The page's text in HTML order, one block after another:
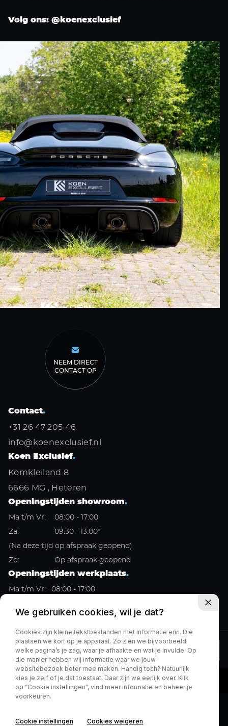
Volg ons: @koenexclusief
NEEM DIRECT
CONTACT OP
Contact.
+31 26 47 205 46
info@koenexclusief.nl
Koen Exclusief.
Komkleiland 8
6666 MG , Heteren
Openingstijden showroom.
Ma t/m Vr:
08:00 - 17:00
Za:
09.30 - 13.00*
(Na deze tijd op afspraak geopend)
Zo:
Op afspraak geopend
Openingstijden werkplaats.
Ma t/m Vr:
08:00 - 17:00
Privacy policy
We gebruiken cookies, wil je dat?
Cookies zijn kleine tekstbestanden met informatie erin. Die
plaatsen we kort op je apparaat. Zo zien we bijvoorbeeld
welke pagina’s je zag, waar je afhaakte en wat je invulde. Op
die manier hebben wij informatie waar we jouw
websitebezoek beter mee maken. Handig toch? Natuurlijk
kies je zelf of je dat toestaat. Daar zijn we eerlijk over. Klik
op “Cookie instellingen”, vind meer informatie en beheer je
voorkeuren.
Cookie instellingen Cookies weigeren